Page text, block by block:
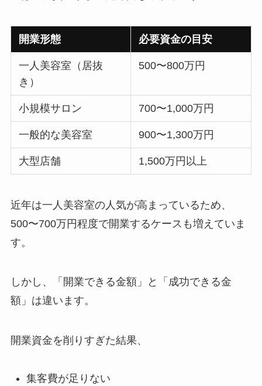
開業形態 必要資金の目安
一人美容室（居抜
き）
500〜800万円
小規模サロン 700〜1,000万円
一般的な美容室 900〜1,300万円
大型店舗 1,500万円以上
近年は一人美容室の人気が高まっているため、
500〜700万円程度で開業するケースも増えていま
す。
しかし、「開業できる金額」と「成功できる金
額」は違います。
開業資金を削りすぎた結果、
集客費が足りない